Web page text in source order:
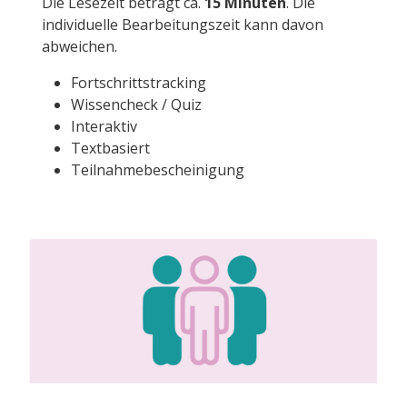
individuelle Bearbeitungszeit kann davon
abweichen.
Fortschrittstracking
Wissencheck / Quiz
Interaktiv
Textbasiert
Teilnahmebescheinigung